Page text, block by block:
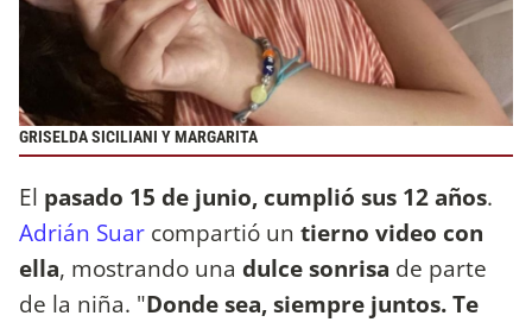
GRISELDA SICILIANI Y MARGARITA
El pasado 15 de junio, cumplió sus 12 años.
Adrián Suar compartió un tierno video con
ella, mostrando una dulce sonrisa de parte
de la niña. "Donde sea, siempre juntos. Te